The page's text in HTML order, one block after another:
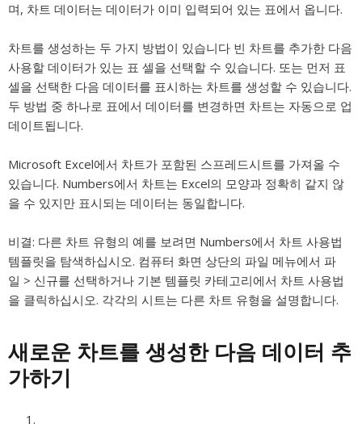
며, 차트 데이터는 데이터가 이미 입력되어 있는 표에서 옵니다.
차트를 생성하는 두 가지 방법이 있습니다 빈 차트를 추가한 다음
사용할 데이터가 있는 표 셀을 선택할 수 있습니다. 또는 먼저 표
셀을 선택한 다음 데이터를 표시하는 차트를 생성할 수 있습니다.
두 방법 중 하나로 표에서 데이터를 변경하면 차트는 자동으로 업
데이트됩니다.
Microsoft Excel에서 차트가 포함된 스프레드시트를 가져올 수
있습니다. Numbers에서 차트는 Excel의 모양과 정확히 같지 않
을 수 있지만 표시되는 데이터는 동일합니다.
비결: 다른 차트 유형의 예를 보려면 Numbers에서 차트 사용법
템플릿을 탐색하십시오. 컴퓨터 화면 상단의 파일 메뉴에서 파
일 > 신규를 선택하거나 기본 템플릿 카테고리에서 차트 사용법
을 클릭하십시오. 각각의 시트는 다른 차트 유형을 설명합니다.
새로운 차트를 생성한 다음 데이터 추
가하기